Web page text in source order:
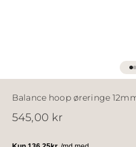
Balance hoop øreringe
Salgspris
545,00 kr